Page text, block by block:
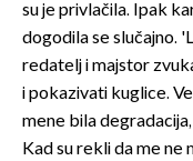
su je privlačila. Ipak
dogodila se slučajno.
redatelj i majstor
i pokazivati kuglice.
mene bila
Kad su rekli da me ne